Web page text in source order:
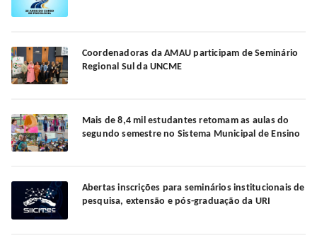
Coordenadoras da AMAU participam de Seminário
Regional Sul da UNCME
Mais de 8,4 mil estudantes retomam as aulas do
segundo semestre no Sistema Municipal de Ensino
Abertas inscrições para seminários institucionais de
pesquisa, extensão e pós-graduação da URI